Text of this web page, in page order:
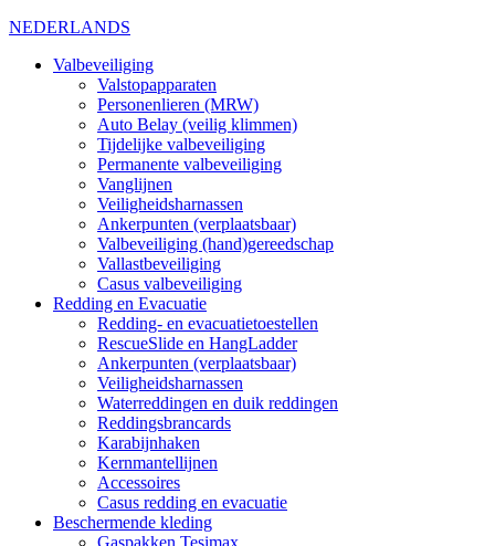
NEDERLANDS
Valbeveiliging
Valstopapparaten
Personenlieren (MRW)
Auto Belay (veilig klimmen)
Tijdelijke valbeveiliging
Permanente valbeveiliging
Vanglijnen
Veiligheidsharnassen
Ankerpunten (verplaatsbaar)
Valbeveiliging (hand)gereedschap
Vallastbeveiliging
Casus valbeveiliging
Redding en Evacuatie
Redding- en evacuatietoestellen
RescueSlide en HangLadder
Ankerpunten (verplaatsbaar)
Veiligheidsharnassen
Waterreddingen en duik reddingen
Reddingsbrancards
Karabijnhaken
Kernmantellijnen
Accessoires
Casus redding en evacuatie
Beschermende kleding
Gaspakken Tesimax